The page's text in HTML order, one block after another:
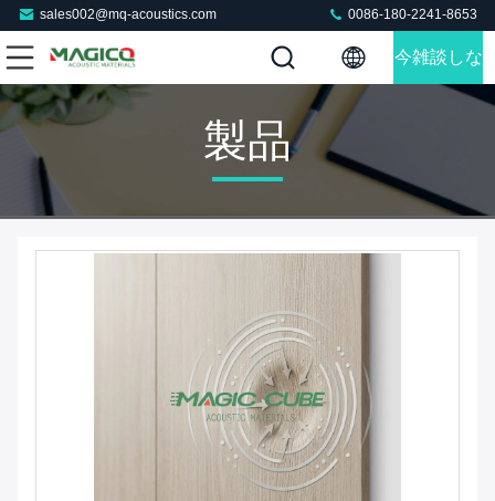
sales002@mq-acoustics.com 0086-180-2241-8653
今雑談しな
製品